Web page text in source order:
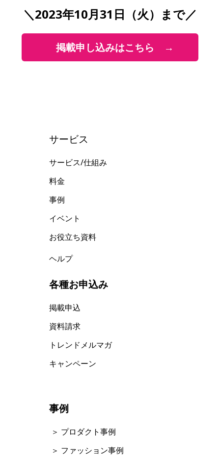
＼2023年10月31日（火）まで／
掲載申し込みはこちら →
サービス
サービス/仕組み
料金
事例
イベント
お役立ち資料
ヘルプ
各種お申込み
掲載申込
資料請求
トレンドメルマガ
キャンペーン
事例
＞ プロダクト事例
＞ ファッション事例